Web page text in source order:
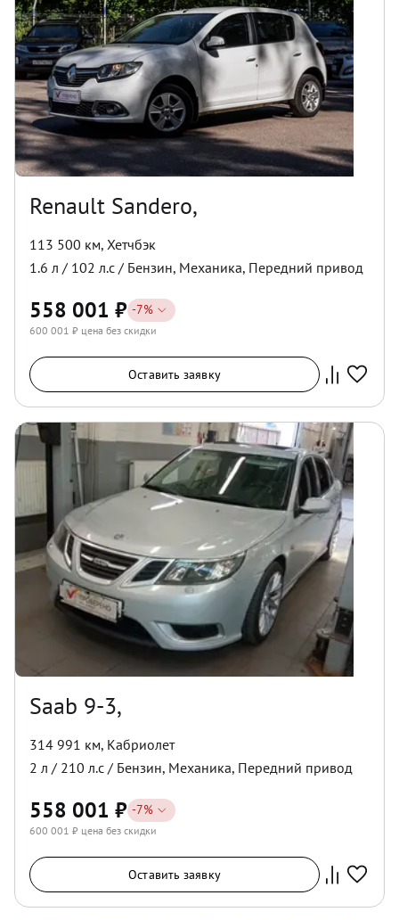
Renault Sandero,
113 500 км, Хетчбэк
1.6 л / 102 л.с / Бензин, Механика, Передний привод
558 001 ₽ -7%
600 001 ₽ цена без скидки
Оставить заявку
Saab 9-3,
314 991 км, Кабриолет
2 л / 210 л.с / Бензин, Механика, Передний привод
558 001 ₽ -7%
600 001 ₽ цена без скидки
Оставить заявку